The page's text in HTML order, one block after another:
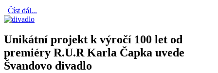
Číst dál...
Unikátní projekt k výročí 100 let od
premiéry R.U.R Karla Čapka uvede
Švandovo divadlo